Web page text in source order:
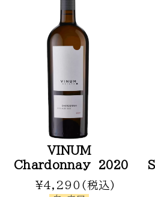
無添加 ジャム
無添加 野菜瓶詰食品
オーガニックオイル
ワインギフト
ワインギフト（セット）
蜂蜜 ギフトセット
ジャム ギフトセット
オーガニックオイル ギフトセ
母の日 ギフトセット
VINUM
Chardonnay 2020
¥4,290(税込)